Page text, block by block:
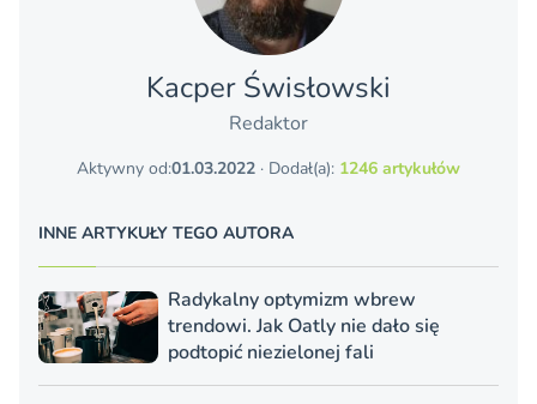
Kacper Świsło­wski
Redaktor
Aktywny od:01.03.2022 · Dodał(a): 1246 artykułów
INNE ARTYKUŁY TEGO AUTORA
Radykalny optymizm wbrew
trendowi. Jak Oatly nie dało się
podtopić niezielonej fali